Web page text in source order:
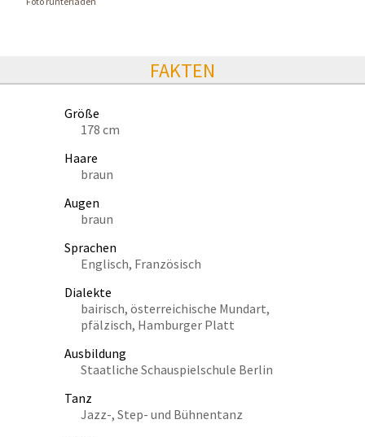
FAKTEN
Größe
178 cm
Haare
braun
Augen
braun
Sprachen
Englisch, Französisch
Dialekte
bairisch, österreichische Mundart,
pfälzisch, Hamburger Platt
Ausbildung
Staatliche Schauspielschule Berlin
Tanz
Jazz-, Step- und Bühnentanz